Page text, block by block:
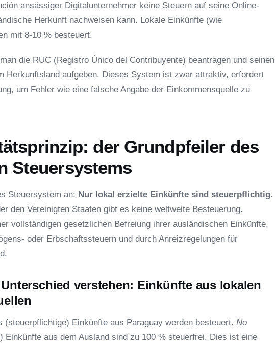
ansässiger Digitalunternehmer keine Steuern auf seine Online-
Herkunft nachweisen kann. Lokale Einkünfte (wie
mit 8-10 % besteuert.
die RUC (Registro Único del Contribuyente) beantragen und seinen
Herkunftsland aufgeben. Dieses System ist zwar attraktiv, erfordert
um Fehler wie eine falsche Angabe der Einkommensquelle zu
der Grundpfeiler des
Steuersystems
Steuersystem an: Nur lokal erzielte Einkünfte sind steuerpflichtig.
den Vereinigten Staaten gibt es keine weltweite Besteuerung.
vollständigen gesetzlichen Befreiung ihrer ausländischen Einkünfte,
oder Erbschaftssteuern und durch Anreizregelungen für
verstehen: Einkünfte aus lokalen
(steuerpflichtige) Einkünfte aus Paraguay werden besteuert. No
Einkünfte aus dem Ausland sind zu 100 % steuerfrei. Dies ist eine